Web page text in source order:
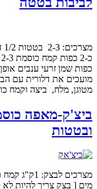
כפות שמן זרעי ענבים
מועכים את דלורית עם
מטוגן, מלח, ביצה וקמח
ביצ'ק-מאפה
ובטטות